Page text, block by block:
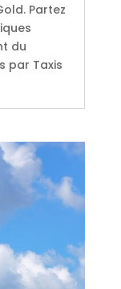
Partez
du
par Taxis